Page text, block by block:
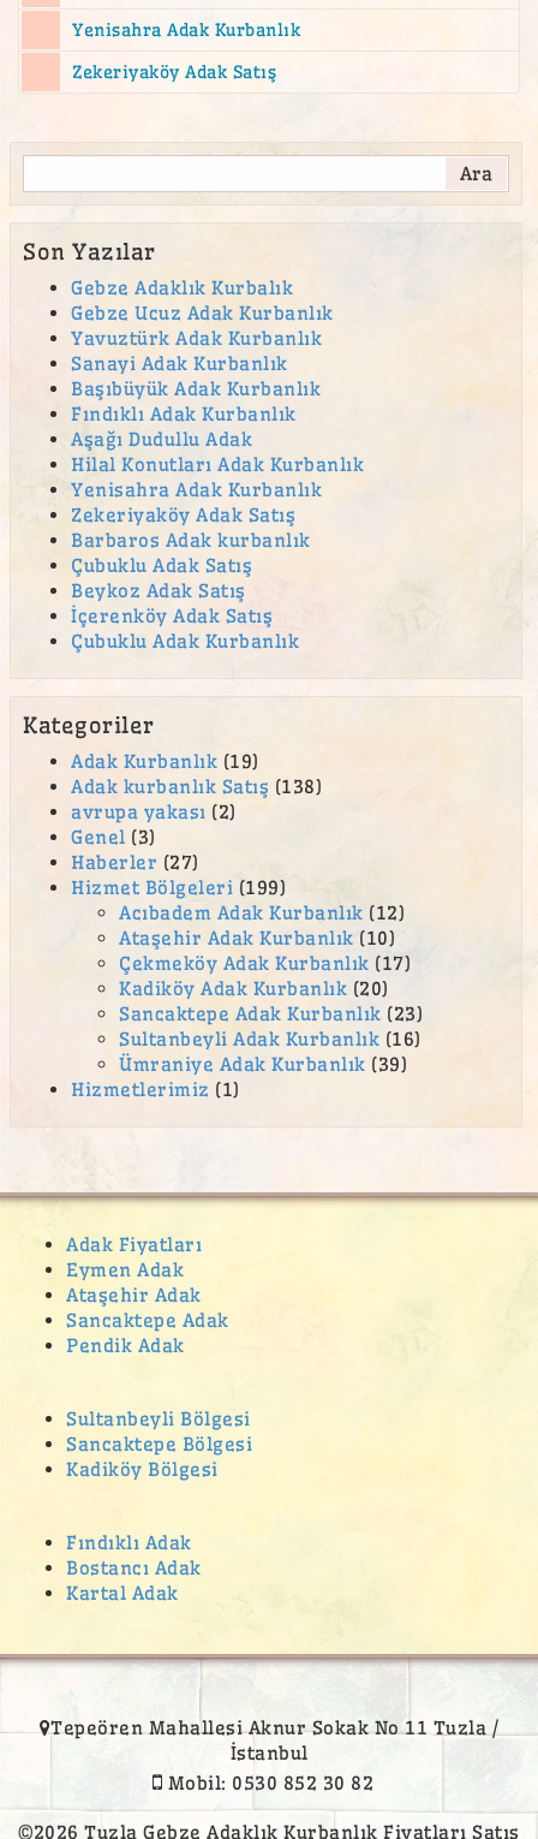
Yenisahra Adak Kurbanlık
Zekeriyaköy Adak Satış
Son Yazılar
Gebze Adaklık Kurbalık
Gebze Ucuz Adak Kurbanlık
Yavuztürk Adak Kurbanlık
Sanayi Adak Kurbanlık
Başıbüyük Adak Kurbanlık
Fındıklı Adak Kurbanlık
Aşağı Dudullu Adak
Hilal Konutları Adak Kurbanlık
Yenisahra Adak Kurbanlık
Zekeriyaköy Adak Satış
Barbaros Adak kurbanlık
Çubuklu Adak Satış
Beykoz Adak Satış
İçerenköy Adak Satış
Çubuklu Adak Kurbanlık
Kategoriler
Adak Kurbanlık (19)
Adak kurbanlık Satış (138)
avrupa yakası (2)
Genel (3)
Haberler (27)
Hizmet Bölgeleri (199)
Acıbadem Adak Kurbanlık (12)
Ataşehir Adak Kurbanlık (10)
Çekmeköy Adak Kurbanlık (17)
Kadiköy Adak Kurbanlık (20)
Sancaktepe Adak Kurbanlık (23)
Sultanbeyli Adak Kurbanlık (16)
Ümraniye Adak Kurbanlık (39)
Hizmetlerimiz (1)
Adak Fiyatları
Eymen Adak
Ataşehir Adak
Sancaktepe Adak
Pendik Adak
Sultanbeyli Bölgesi
Sancaktepe Bölgesi
Kadiköy Bölgesi
Fındıklı Adak
Bostancı Adak
Kartal Adak
Tepeören Mahallesi Aknur Sokak No 11 Tuzla /
İstanbul
Mobil: 0530 852 30 82
©2026 Tuzla Gebze Adaklık Kurbanlık Fiyatları Satış